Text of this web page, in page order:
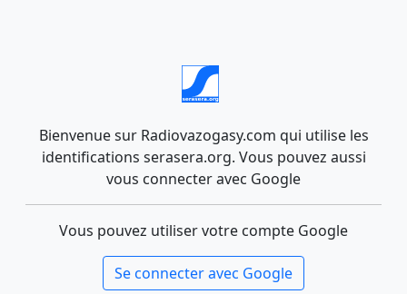
Bienvenue sur Radiovazogasy.com qui utilise les
identifications serasera.org. Vous pouvez aussi
vous connecter avec Google
Vous pouvez utiliser votre compte Google
Se connecter avec Google